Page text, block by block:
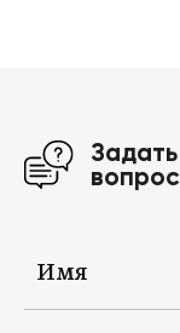
Задать
вопрос